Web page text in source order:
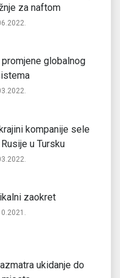
za naftom
globalnog
kompanije sele
u Tursku
zaokret
ukidanje do